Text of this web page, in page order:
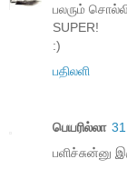
பலரும்
SUPER!
:)
பதிலளி
பெயரில்லா
பளிச்சுன்னு